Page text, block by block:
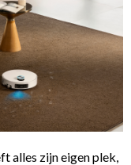
alles zijn eigen plek,